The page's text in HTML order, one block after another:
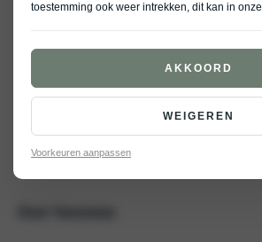
toestemming ook weer intrekken, dit kan in onze
AKKOORD
WEIGEREN
Voorkeuren aanpassen